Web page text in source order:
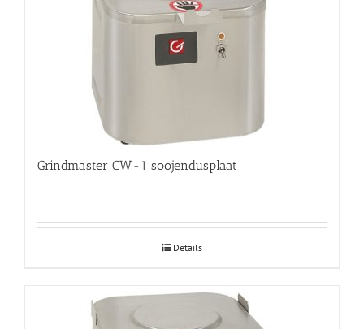
Grindmaster CW-1 soojendusplaat
Details